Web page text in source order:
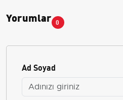
Yorumlar 0
Ad Soyad